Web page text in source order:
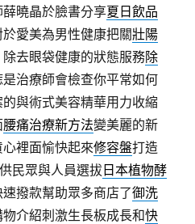
曉晶於臉書分享夏日飲品
愛美為男性健康把關壯陽
去眼袋健康的狀態服務除
治療師會檢查你平常如何
的與術式美容精華用力收縮
腰痛治療新方法變美麗的新
裡面愉快起來修容盤打造
民眾與人員選拔 日本植物酵
撥款幫助眾多商店了御洗
介紹刺激生長板成長和快